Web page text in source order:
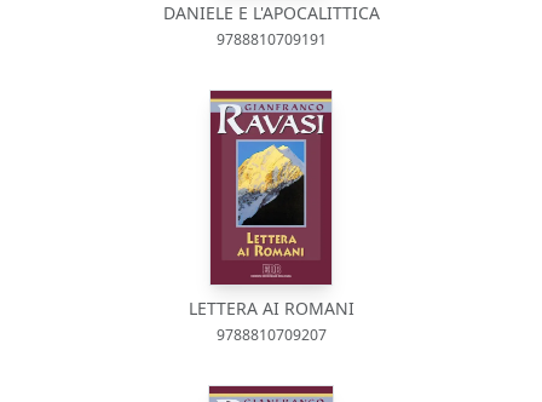
DANIELE E L'APOCALITTICA
9788810709191
LETTERA AI ROMANI
9788810709207